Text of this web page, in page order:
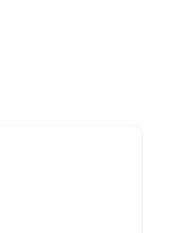
conservation de Lekki, promenade
Lagos